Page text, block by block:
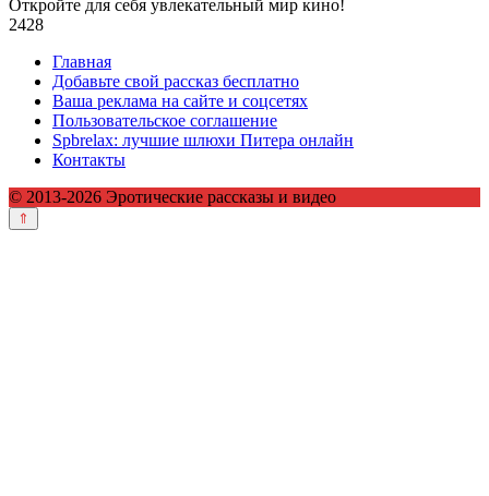
Откройте для себя увлекательный мир кино!
2428
Главная
Добавьте свой рассказ бесплатно
Ваша реклама на сайте и соцсетях
Пользовательское соглашение
Spbrelax: лучшие шлюхи Питера онлайн
Контакты
© 2013-2026 Эротические рассказы и видео